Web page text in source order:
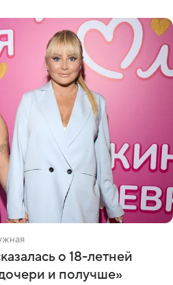
о 18-летней
и получше»